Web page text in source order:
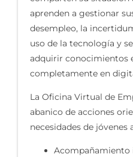
aprenden a gestionar
desempleo, la
uso de la tecnología y
adquirir conocimientos
completamente en
La Oficina Virtual de
abanico de acciones
necesidades de jóvenes
Acompañamiento